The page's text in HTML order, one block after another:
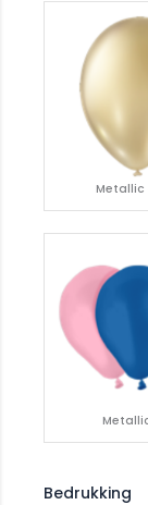
Metallic
Bedrukking